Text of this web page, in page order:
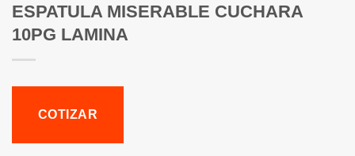
ESPATULA MISERABLE CUCHARA
10PG LAMINA
COTIZAR